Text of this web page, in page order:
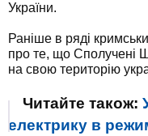
України.
Раніше в ряді
про те, що Сполучені
на свою територію
Читайте також:
електрику в